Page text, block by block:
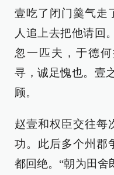
壹吃了闭门羹气走
人追上去把他请回
忽一匹夫，于德
寻，诚足愧也。壹
顾。
赵壹和权臣交往每
功。此后多个州郡
都回绝。“朝为田舍